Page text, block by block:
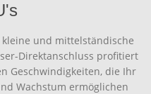
und mittelständische
Direktanschluss profitiert
Geschwindigkeiten, die Ihr
Wachstum ermöglichen